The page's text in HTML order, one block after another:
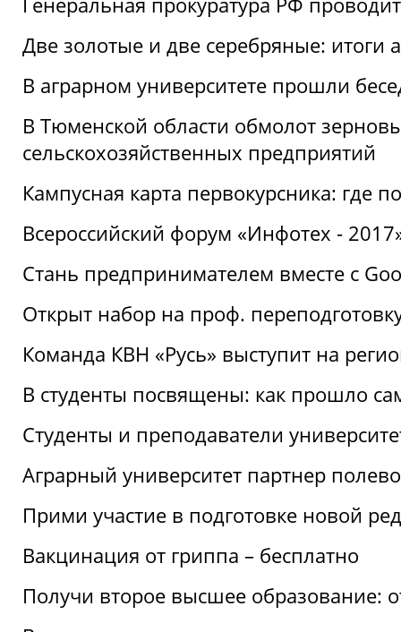
Две золотые и две серебряные:
В аграрном университете прошли
В Тюменской области обмолот
сельскохозяйственных предприятий
Кампусная карта первокурсника: где
Всероссийский форум «Инфотех -
Стань предпринимателем вместе с
Открыт набор на проф.
Команда КВН «Русь» выступит на
В студенты посвящены: как прошло
Студенты и преподаватели
Аграрный университет партнер
Прими участие в подготовке новой
Вакцинация от гриппа – бесплатно
Получи второе высшее образование: